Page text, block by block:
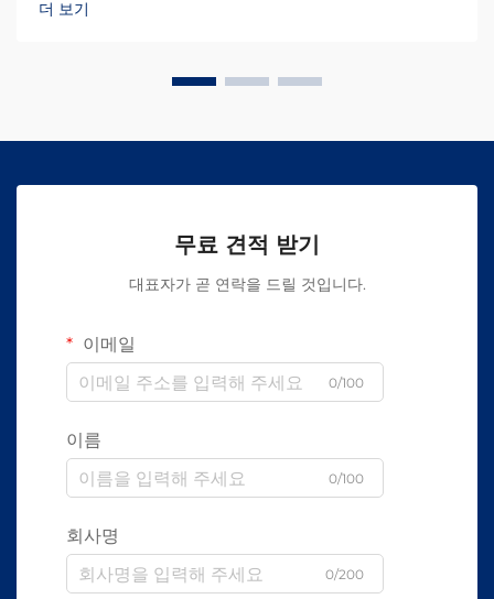
더 보기
무료 견적 받기
대표자가 곧 연락을 드릴 것입니다.
이메일
0/100
이름
0/100
회사명
0/200